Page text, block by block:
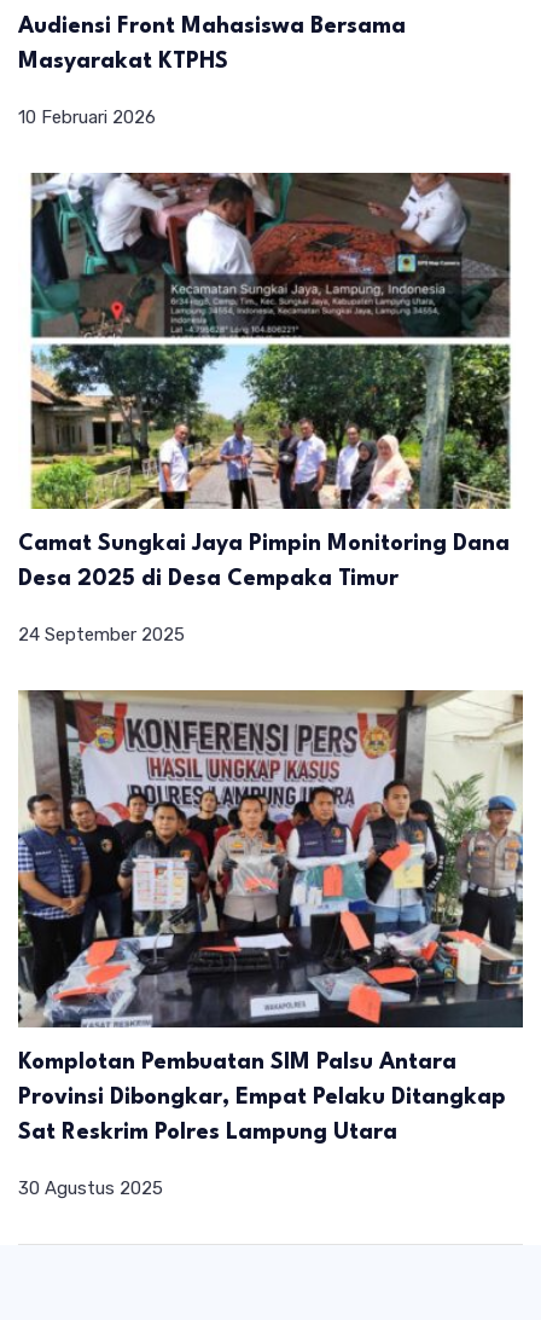
Audiensi Front Mahasiswa Bersama
Masyarakat KTPHS
10 Februari 2026
Camat Sungkai Jaya Pimpin Monitoring Dana
Desa 2025 di Desa Cempaka Timur
24 September 2025
Komplotan Pembuatan SIM Palsu Antara
Provinsi Dibongkar, Empat Pelaku Ditangkap
Sat Reskrim Polres Lampung Utara
30 Agustus 2025